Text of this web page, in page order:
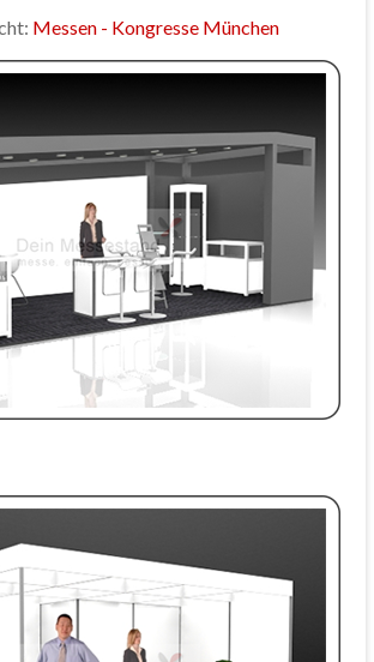
Messen - Kongresse München